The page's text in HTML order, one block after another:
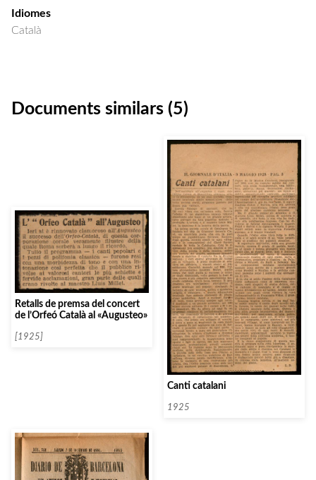
Idiomes
Català
Documents similars (5)
Retalls de premsa del concert
de l’Orfeó Català al «Augusteo»
[1925]
Canti catalani
1925